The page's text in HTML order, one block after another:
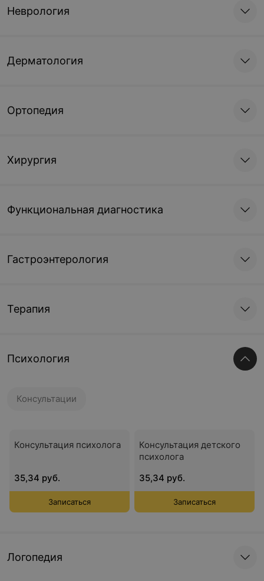
Неврология
Дерматология
Ортопедия
Хирургия
Функциональная диагностика
Гастроэнтерология
Терапия
Психология
Консультации
Консультация психолога
35,34 руб.
Записаться
Консультация детского
психолога
35,34 руб.
Записаться
Логопедия